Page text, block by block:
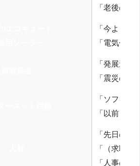
「老後の
「今より
「電気代を
「発展途
「震災の
「ソフト
「以前、
「先日の
「（求職
「人事の方